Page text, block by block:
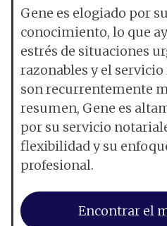
Gene es elogiado por
conocimiento, lo que
estrés de situaciones
razonables y el
son recurrentemente
resumen, Gene es
por su servicio
flexibilidad y su
profesional.
Encontrar el